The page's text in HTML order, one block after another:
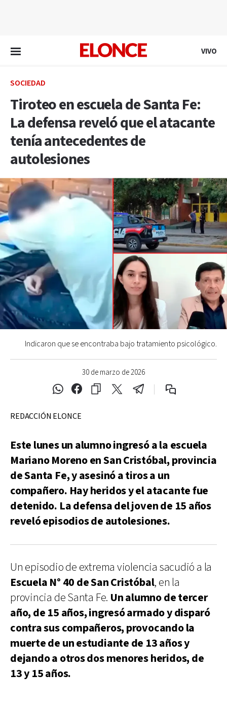
VIVO
SOCIEDAD
Tiroteo en escuela de Santa Fe:
La defensa reveló que el atacante
tenía antecedentes de
autolesiones
30 de marzo de 2026
Indicaron que se encontraba bajo tratamiento psicológico.
REDACCIÓN ELONCE
Este lunes un alumno ingresó a la escuela
Mariano Moreno en San Cristóbal, provincia
de Santa Fe, y asesinó a tiros a un
compañero. Hay heridos y el atacante fue
detenido. La defensa del joven de 15 años
reveló episodios de autolesiones.
Un episodio de extrema violencia sacudió a la
Escuela N° 40 de San Cristóbal, en la
provincia de Santa Fe. Un alumno de tercer
año, de 15 años, ingresó armado y disparó
contra sus compañeros, provocando la
muerte de un estudiante de 13 años y
dejando a otros dos menores heridos, de
13 y 15 años.